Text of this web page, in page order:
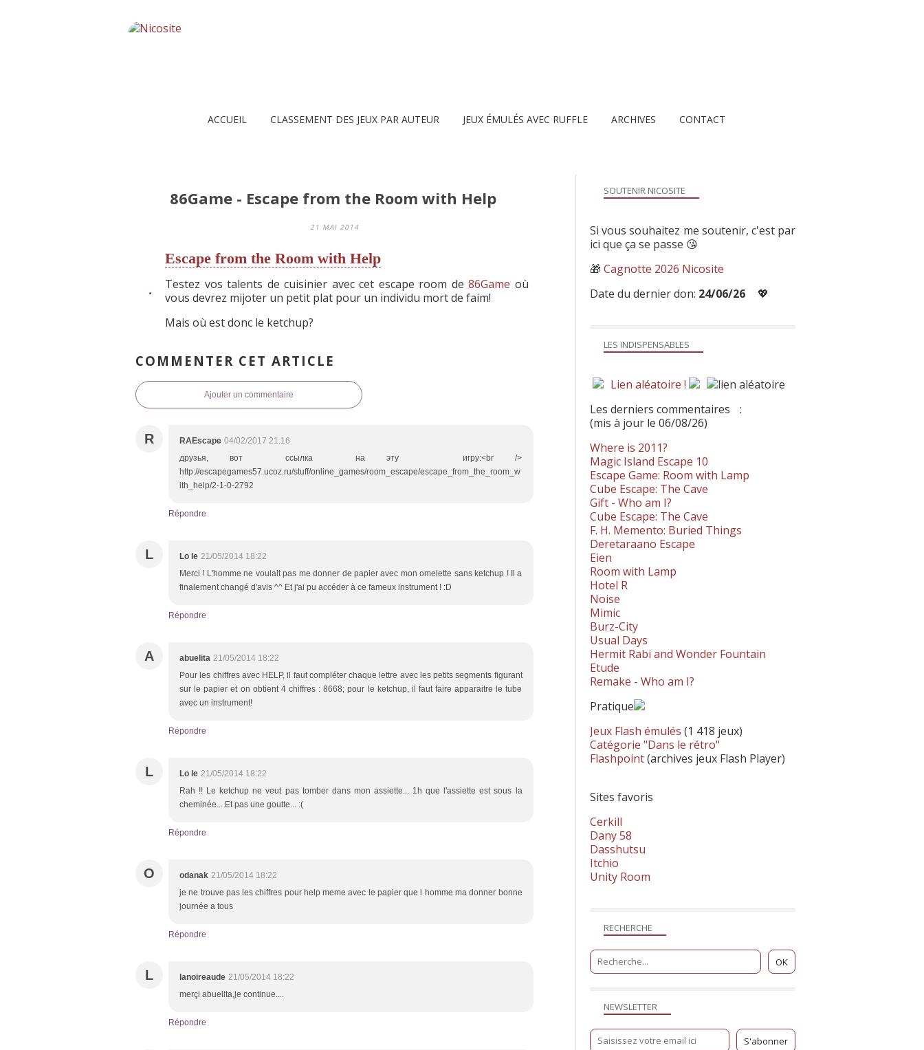
ACCUEIL CLASSEMENT DES JEUX PAR AUTEUR JEUX ÉMULÉS AVEC RUFFLE ARCHIVES CONTACT
86Game - Escape from the Room with Help
21 MAI 2014
Escape from the Room with Help
Testez vos talents de cuisinier avec cet escape room de86Game où
vous devrez mijoter un petit plat pour un individu mort de faim!
Mais où est donc le ketchup?
COMMENTER CET ARTICLE
Ajouter un commentaire
R RAEscape 04/02/2017 21:16
друзья, вот ссылка на эту игру:<br />
http://escapegames57.ucoz.ru/stuff/online_games/room_escape/escape_from_the_room_w
ith_help/2-1-0-2792
Répondre
L Lo le 21/05/2014 18:22
Merci ! L'homme ne voulait pas me donner de papier avec mon omelette sans ketchup ! Il a
finalement changé d'avis ^^ Et j'ai pu accéder à ce fameux instrument ! :D
Répondre
A abuelita 21/05/2014 18:22
Pour les chiffres avec HELP, il faut compléter chaque lettre avec les petits segments figurant
sur le papier et on obtient 4 chiffres : 8668; pour le ketchup, il faut faire apparaitre le tube
avec un instrument!
Répondre
L Lo le 21/05/2014 18:22
Rah !! Le ketchup ne veut pas tomber dans mon assiette... 1h que l'assiette est sous la
cheminée... Et pas une goutte... :(
Répondre
O odanak 21/05/2014 18:22
je ne trouve pas les chiffres pour help meme avec le papier que l homme ma donner bonne
journée a tous
Répondre
L lanoireaude 21/05/2014 18:22
merçi abuelita,je continue....
Répondre
NEWSLETTER
RECHERCHE
LES INDISPENSABLES
Lien aléatoire !
Les derniers commentaires
:
(mis à jour le 06/08/26)
Where is 2011?
Magic Island Escape 10
Escape Game: Room with Lamp
Cube Escape: The Cave
Gift - Who am I?
Cube Escape: The Cave
F. H. Memento: Buried Things
Deretaraano Escape
Eien
Room with Lamp
Hotel R
Noise
Mimic
Burz-City
Usual Days
Hermit Rabi and Wonder Fountain
Etude
Remake - Who am I?
Pratique
Jeux Flash émulés (1 418 jeux)
Catégorie "Dans le rétro"
Flashpoint(archives jeux Flash Player)
Sites favoris
Cerkill
Dany 58
Dasshutsu
Itchio
Unity Room
SOUTENIR NICOSITE
Si vous souhaitez me soutenir, c'est par
ici que ça se passe 😘
🎁 Cagnotte 2026 Nicosite
Date du dernier don: 24/06/26 💖